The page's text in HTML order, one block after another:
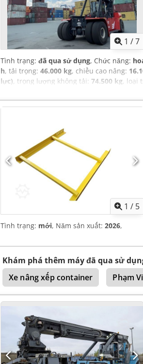
1 /7
Tình trạng: đã qua sử dụng, Chức năng:
h, tải trọng: 46.000 kg, chiều cao nâng:
lực), trọng lượng không tải: 74.500 kg, loại
1 / 5
Tình trạng: mới, Năm sản xuất: 2026,
Khám phá thêm máy đã qua sử
Xe nâng xếp container
Phạm Vi